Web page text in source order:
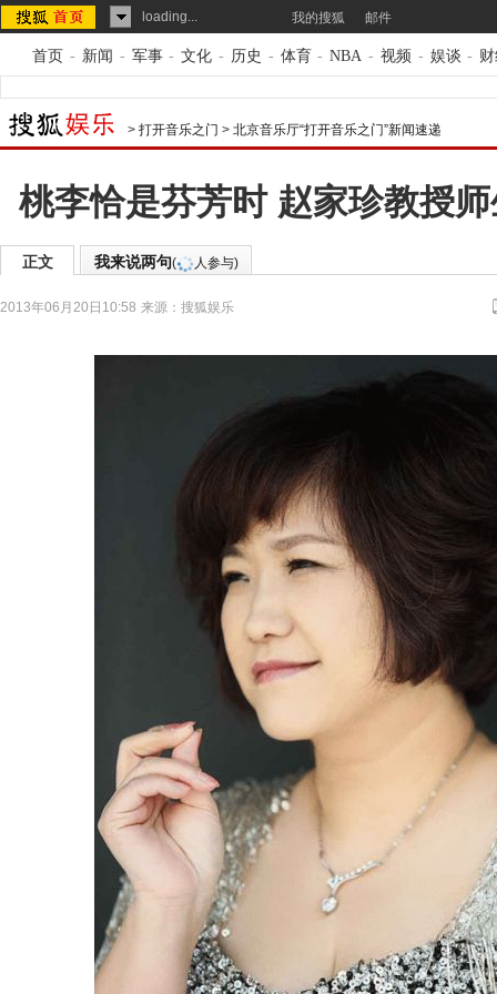
loading... 我的搜狐 邮件
首页 - 新闻 - 军事 - 文化 - 历史 - 体育 - NBA - 视频 - 娱谈 -
> 打开音乐之门 > 北京音乐厅“打开音乐之门”新闻速递
桃李恰是芬芳时 赵家珍教授
正文 我来说两句( 人参与)
2013年06月20日10:58 来源： 搜狐娱乐